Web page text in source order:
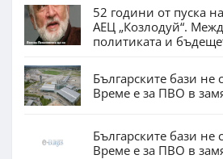
52 години от пуска
АЕЦ „Козлодуй“.
политиката и
Българските бази не
Време е за ПВО в
Българските бази не
Време е за ПВО в